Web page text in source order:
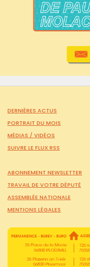
DERNIÈRES ACTUS
PORTRAIT DU MOIS
MÉDIAS / VIDÉOS
SUIVRE LE FLUX RSS
ABONNEMENT NEWSLETTER
TRAVAIL DE VOTRE DÉPUTÉ
ASSEMBLÉE NATIONALE
MENTIONS LÉGALES